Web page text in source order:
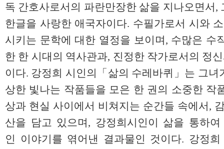
독 간호사로서의 파란만장한 삶을 지나오면서,
한글을 사랑한 애국자이다. 수필가로서 시와
시키는 문학에 대한 열정을 보이며, 수많은 수
한 한 시대의 역사관과, 진정한 작가로서의 정
이다. 강정희 시인의「삶의 수레바퀴」는 그녀
상한 빛나는 작품들을 모은 한 권의 소중한 작
상과 현실 사이에서 비쳐지는 순간들 속에서,
산을 담고 있으며, 강정희시인이 삶을 통하
인 이야기를 엮어낸 결과물인 것이다. 강정